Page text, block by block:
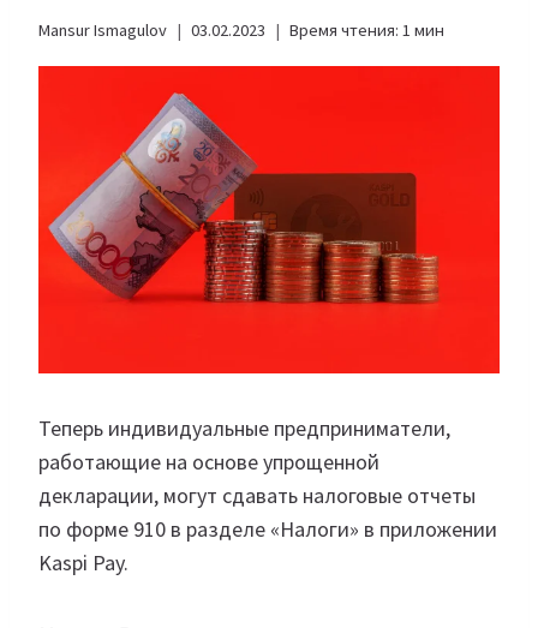
Mansur Ismagulov 03.02.2023 Время чтения: 1 мин
Теперь индивидуальные предприниматели,
работающие на основе упрощенной
декларации, могут сдавать налоговые отчеты
по форме 910 в разделе «Налоги» в приложении
Kaspi Pay.⁣